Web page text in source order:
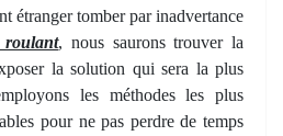
étranger tomber par inadvertance
roulant, nous saurons trouver la
la solution qui sera la plus
les méthodes les plus
pour ne pas perdre de temps